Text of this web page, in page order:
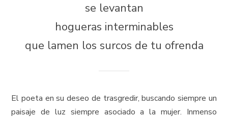
se levantan
hogueras interminables
que lamen los surcos de tu ofrenda
El poeta en su deseo de trasgredir, buscando siempre un
paisaje de luz siempre asociado a la mujer. Inmenso